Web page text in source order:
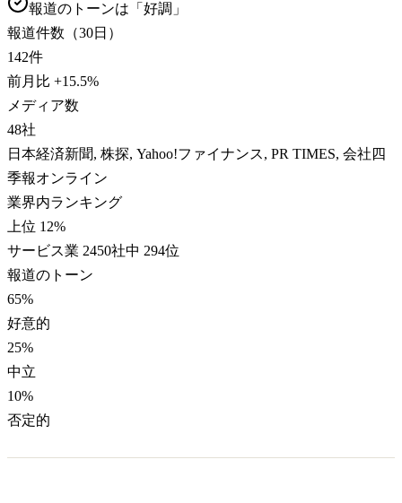
報道のトーンは「 好調 」
報道件数（30日）
142件
前月比 +15.5%
メディア数
48社
日本経済新聞, 株探, Yahoo!ファイナンス, PR TIMES, 会社四
季報オンライン
業界内ランキング
上位 12%
サービス業 2450社中 294位
報道のトーン
65%
好意的
25%
中立
10%
否定的